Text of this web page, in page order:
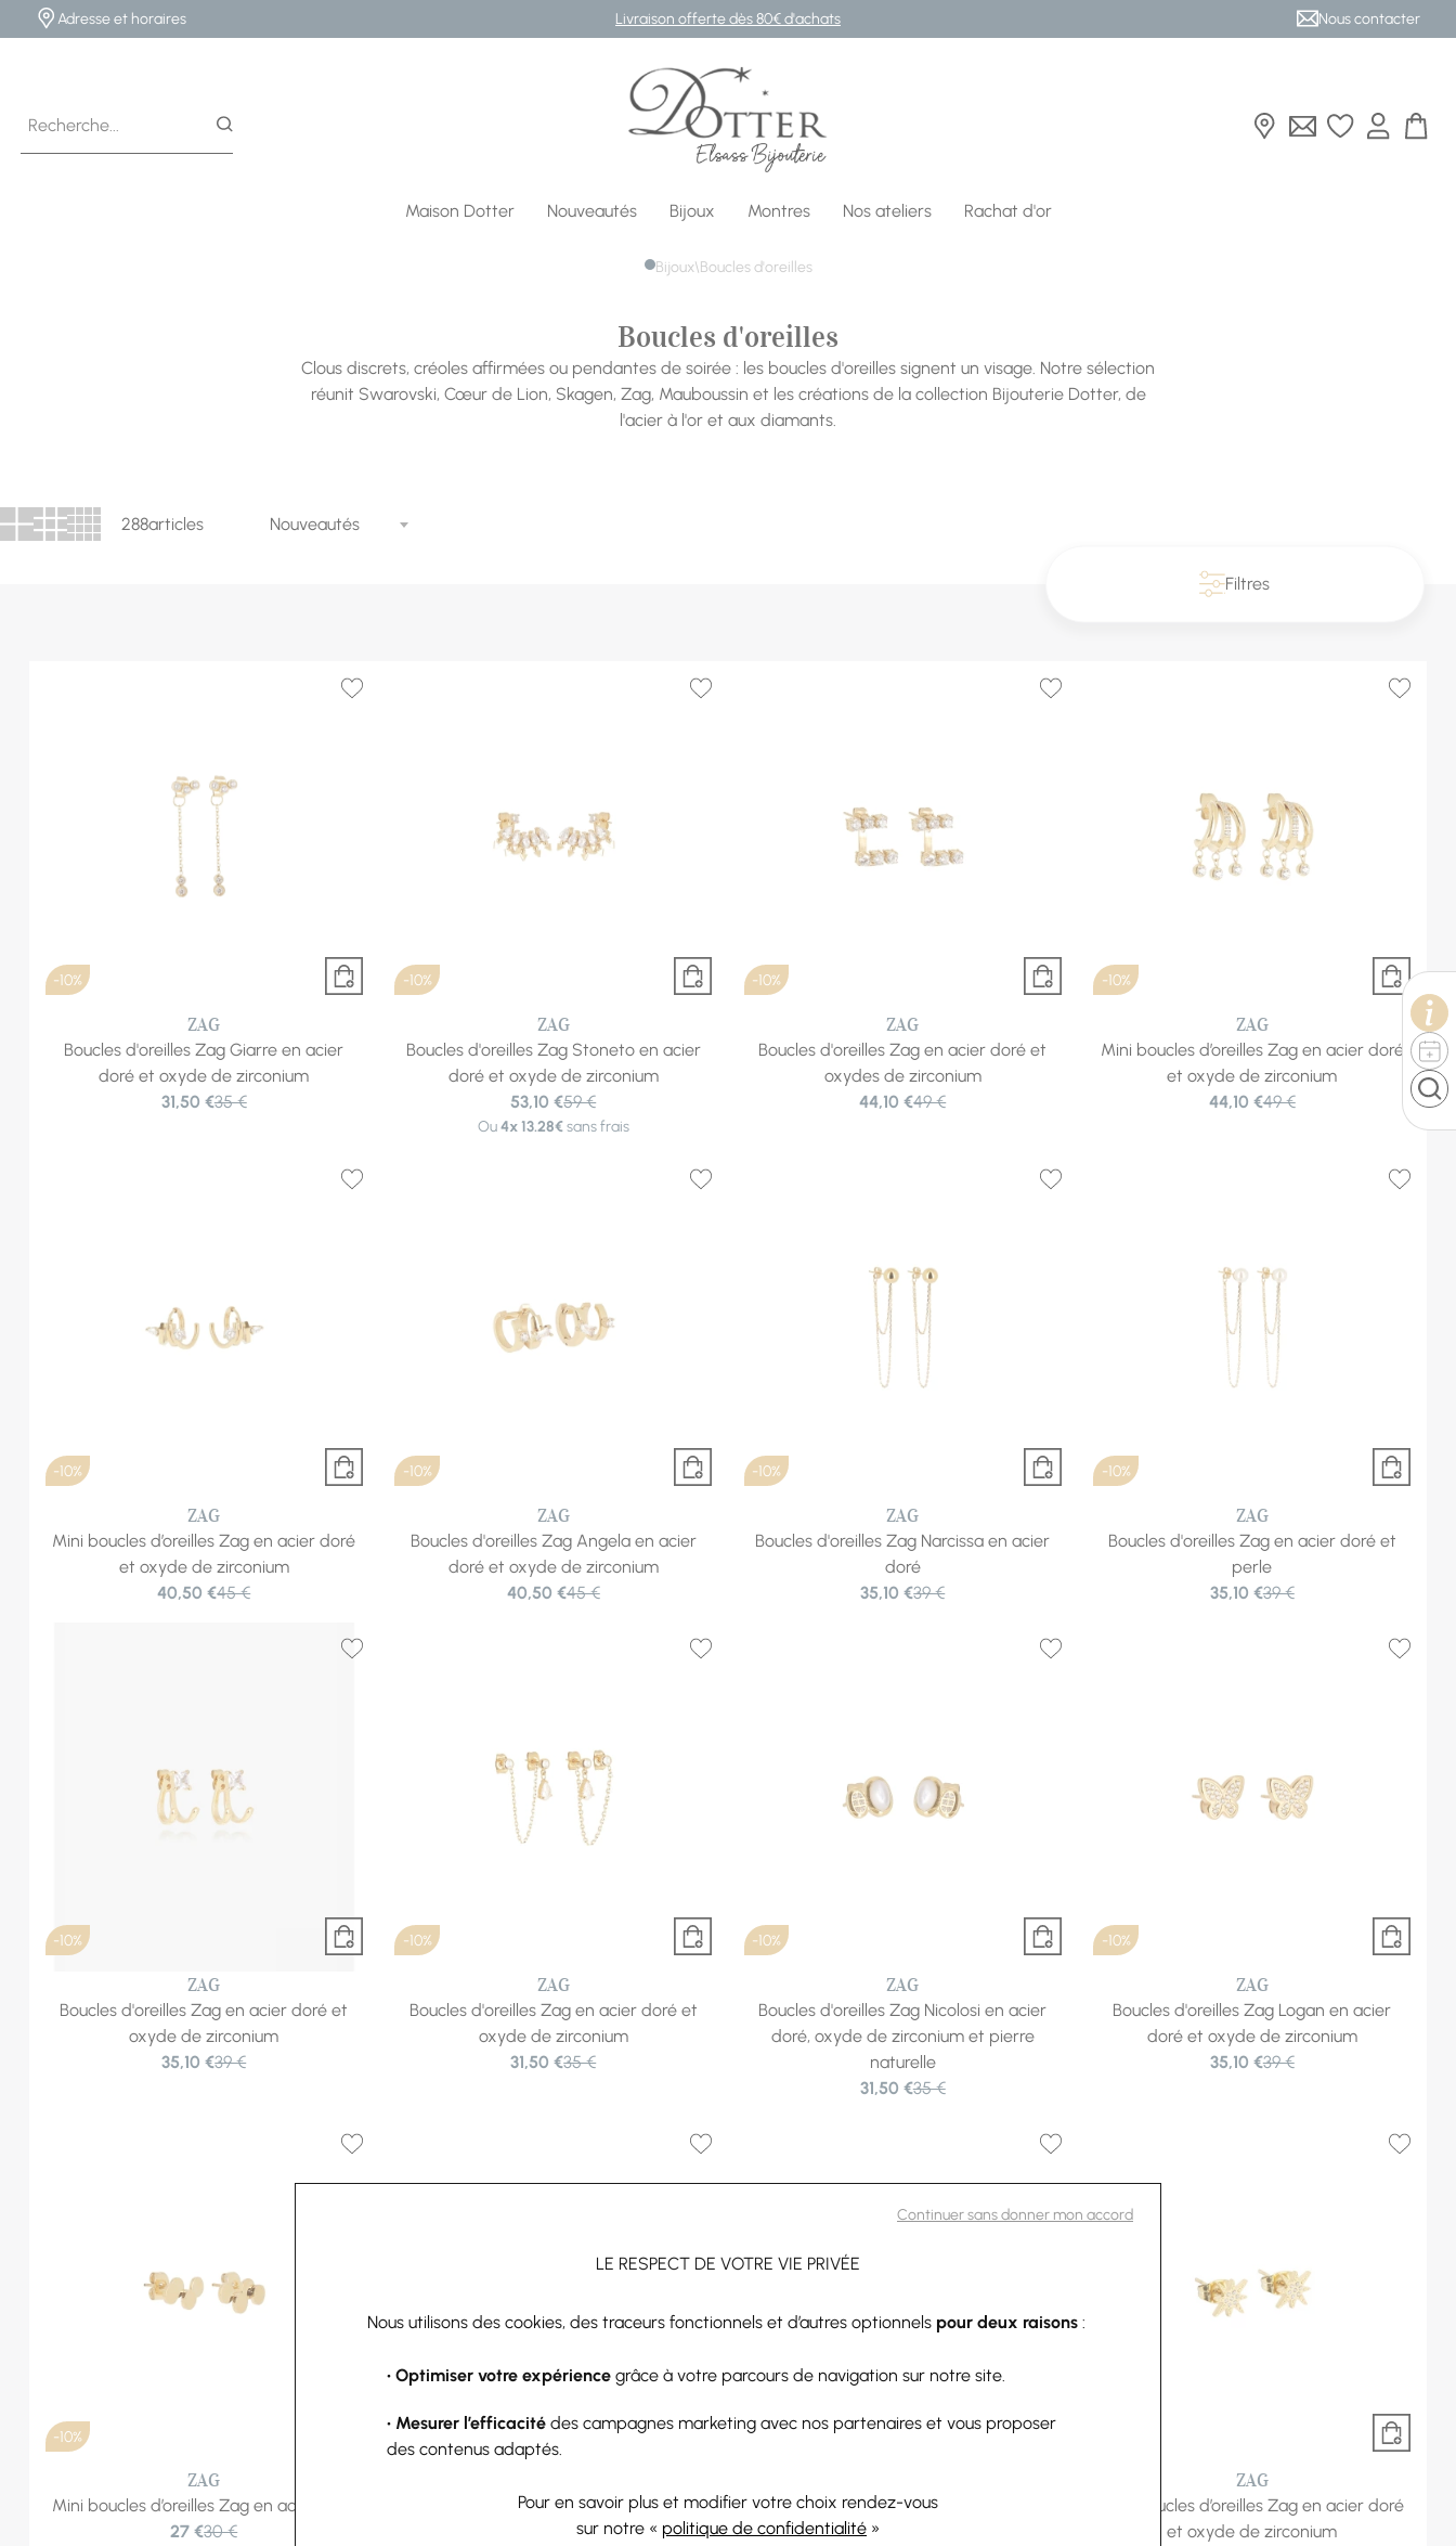
Continuer sans donner mon accord
LE RESPECT DE VOTRE VIE PRIVÉE
Nous utilisons des cookies, des traceurs fonctionnels et d’autres optionnels pour deux raisons:
• Optimiser votre expérience grâce à votre parcours de navigation sur notre site.
• Mesurer l’efficacité des campagnes marketing avec nos partenaires et vous proposer
des contenus adaptés.
Pour en savoir plus et modifier votre choix rendez-vous
sur notre « politique de confidentialité »
Adresse et horaires Livraison offerte dès 80€ d'achats Nous contacter
Bijouterie DOTTER
Maison Dotter Nouveautés Bijoux Montres Nos ateliers Rachat d'or
Bijoux\Boucles d'oreilles
Boucles d'oreilles
Clous discrets, créoles affirmées ou pendantes de soirée : les boucles d'oreilles signent un visage. Notre sélection
réunit Swarovski, Cœur de Lion, Skagen, Zag, Mauboussin et les créations de la collection Bijouterie Dotter, de
l'acier à l'or et aux diamants.
288articles Nouveautés
Filtres
-10%
ZAG
Boucles d'oreilles Zag Giarre en acier
doré et oxyde de zirconium
31,50 €35 €
-10%
ZAG
Boucles d'oreilles Zag Stoneto en acier
doré et oxyde de zirconium
53,10 €59 €
Ou4x 13.28€sans frais
-10%
ZAG
Boucles d'oreilles Zag en acier doré et
oxydes de zirconium
44,10 €49 €
-10%
ZAG
Mini boucles d’oreilles Zag en acier doré
et oxyde de zirconium
44,10 €49 €
-10%
ZAG
Mini boucles d’oreilles Zag en acier doré
et oxyde de zirconium
40,50 €45 €
-10%
ZAG
Boucles d'oreilles Zag Angela en acier
doré et oxyde de zirconium
40,50 €45 €
-10%
ZAG
Boucles d'oreilles Zag Narcissa en acier
doré
35,10 €39 €
-10%
ZAG
Boucles d'oreilles Zag en acier doré et
perle
35,10 €39 €
-10%
ZAG
Boucles d'oreilles Zag en acier doré et
oxyde de zirconium
35,10 €39 €
-10%
ZAG
Boucles d'oreilles Zag en acier doré et
oxyde de zirconium
31,50 €35 €
-10%
ZAG
Boucles d'oreilles Zag Nicolosi en acier
doré, oxyde de zirconium et pierre
naturelle
31,50 €35 €
-10%
ZAG
Boucles d'oreilles Zag Logan en acier
doré et oxyde de zirconium
35,10 €39 €
-10%
ZAG
Mini boucles d’oreilles Zag en acier doré
27 €30 €
-10%
Mini boucles d’oreilles Zag en acier doré
et oxyde de zirconium
-10%
Mini boucles d’oreilles Zag en acier doré
22,50 €
ZAG
Mini boucles d’oreilles Zag en acier doré
et oxyde de zirconium